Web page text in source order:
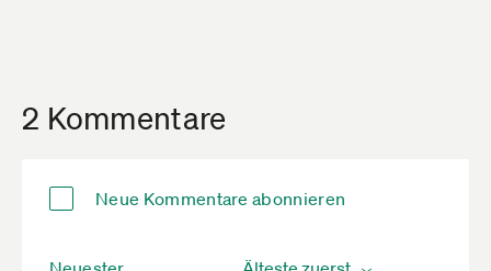
2 Kommentare
Neue Kommentare abonnieren